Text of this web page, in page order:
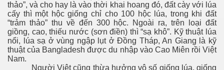
thảo”, và cho hay là vào thời khai hoang đó, đất cày với lúa
cấy thì một hộc giống chỉ cho 100 hộc lúa, trong khi đất
“trảm thảo” thu về đến 300 hộc. Ngoài ra, trên loại đất
giồng, cao, thiếu nước (sơn điền) thì “sạ khô”. Kỹ thuật lúa
nổi, lúa sạ ở vùng ngập lụt ở Đồng Tháp, An Giang là kỹ
thuật của Bangladesh được du nhập vào Cao Miên rồi Việt
Nam.
Người Việt cũng thừa hưởng vô số giống lúa, giống